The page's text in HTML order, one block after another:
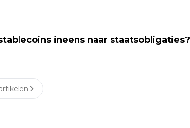
ineens naar staatsobligaties?